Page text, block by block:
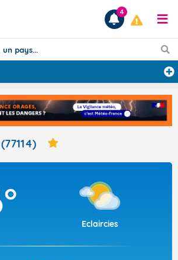
Prévisions
LES RÉSULTATS
Articles
4
Eclaircies